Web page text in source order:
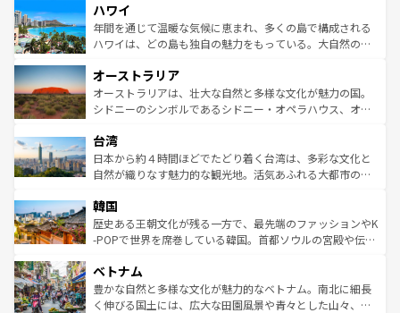
ば市内交通費無料で観光を楽しむこともできる。 なお、新
着のスイス情報はコンテンツ一覧 を参照してほしい。
のような巨大都市は、観光、ショッピング、エンターテイ
ンメントが詰まった刺激的なスポットだ。一方、アメリカ
西部には大自然が広がり、グランドキャニオンやイエロー
部のニューオーリンズでは、音楽と美食が融合した独特の
文化が魅力。旅行者はアメリカの各地域で異なる魅力を楽
しみながら、その多様性と豊かな歴史を感じることができ
ならではの贅沢な旅のスタイルだ。 なお、新着のアメリカ
情報はコンテンツ一覧を参照してほしい。
ハワイ
年間を通じて温暖な気候に恵まれ、多くの島で構成される
ハワイは、どの島も独自の魅力をもっている。大自然の神
ワイ島は見逃せない。また、定番の観光地といえばオアフ
島だが、静かな自然を求めるならマウイ島やカウアイ島が
おすすめ。エメラルドグリーンに輝く海をはじめ、豊かな
れるおもてなしの心で訪れる人々を迎えてくれるハワイの
人々、おいしいローカルフードやハワイアンミュージッ
ク、伝統的なフラダンスなど、すべてがハワイの魅力を彩
ワイを、存分に味わってほしい。 なお、新着のハワイ情報
はコンテンツ一覧を参照してほしい。
オーストラリア
オーストラリアは、壮大な自然と多様な文化が魅力の国。
シドニーのシンボルであるシドニー・オペラハウス、オー
リアリーフや大陸中央部にそびえるウルル（エアーズロッ
ク）、タスマニアの美しい原生林やケアンズの熱帯雨林な
ど、見どころがたくさん。また、カフェやワイン、オージ
いる。アクティビティも充実しており、サーフィンやダイ
ビング、ハイキングなど、アウトドア好きにはたまらな
い。オーストラリアの多彩な魅力を存分に味わいつくそ
参照してほしい。
台湾
日本から約４時間ほどでたどり着く台湾は、多彩な文化と
自然が織りなす魅力的な観光地。活気あふれる大都市の台
ン）、静ひつな山岳地帯である台湾東部など、都市の喧騒
と山間の静けさが共存しており、訪れる人に新しい発見と
驚きをもたらしてくれる。また、奥深い台湾の食文化も魅
容にもいいと評判のスイーツなど、バラエティ豊かな料理
が味わえる。 なお、新着の台湾情報は コンテンツ一覧を参
照してほしい。
韓国
歴史ある王朝文化が残る一方で、最先端のファッションやK
-POPで世界を席巻している韓国。首都ソウルの宮殿や伝統
き、地方に足を延ばせば四季折々の自然美を楽しむことが
できる。そして、キムチや焼肉、絶品のストリートフード
まで、さまざまな韓国料理が待っている。夜には、韓国な
ベトナム
豊かな自然と多様な文化が魅力的なベトナム。南北に細長
く伸びる国土には、広大な田園風景や青々とした山々、世